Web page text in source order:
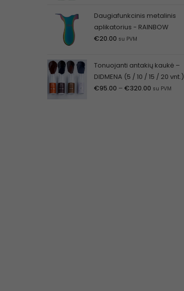
Daugiafunkcinis metalinis
aplikatorius - RAINBOW
€20.00 su PVM
Tonuojanti antakių kaukė –
DIDMENA (5 / 10 / 15 / 20 vnt.)
€95.00 – €320.00 su PVM